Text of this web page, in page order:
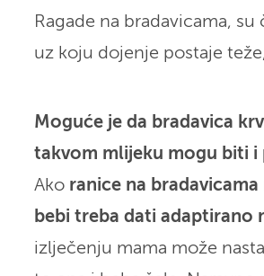
Ragade na bradavicama, su
uz koju dojenje postaje
Moguće je da bradavica
takvom mlijeku mogu biti i
Ako ranice na bradavicama
bebi treba dati adaptirano
izlječenju mama može